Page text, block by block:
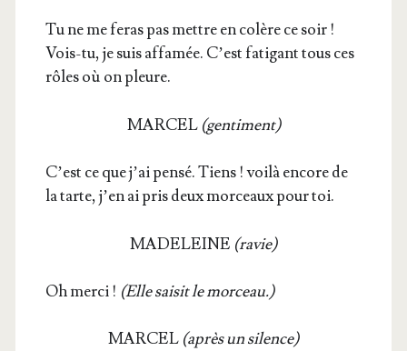
Tu ne me feras pas mettre en colère ce soir !
Vois-tu, je suis affa­mée. C’est fati­gant tous ces
rôles où on pleure.
MARCEL(gen­ti­ment)
C’est ce que j’ai pen­sé. Tiens ! voi­là encore de
la tarte, j’en ai pris deux mor­ceaux pour toi.
MADELEINE (ravie)
Oh mer­ci ! (Elle sai­sit le mor­ceau.)
MARCEL (après un silence)